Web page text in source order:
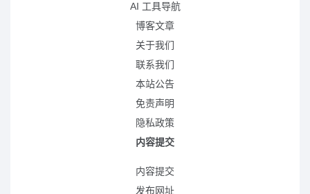
AI 工具导航
博客文章
关于我们
联系我们
本站公告
免责声明
隐私政策
内容提交
内容提交
发布网址